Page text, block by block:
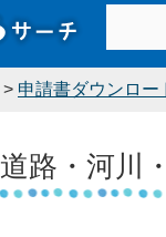
> 申請書ダウンロー
道路・河川